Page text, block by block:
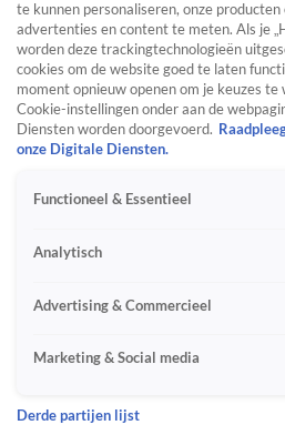
te kunnen personaliseren, onze
advertenties en content te meten. Als je
worden deze trackingtechnologieën
cookies om de website goed te laten
moment opnieuw openen om je keuzes
Cookie-instellingen onder aan de
Diensten worden doorgevoerd.
onze Digitale Diensten.
Functioneel & Essentieel
Analytisch
Advertising & Commercieel
Marketing & Social media
Derde partijen lijst